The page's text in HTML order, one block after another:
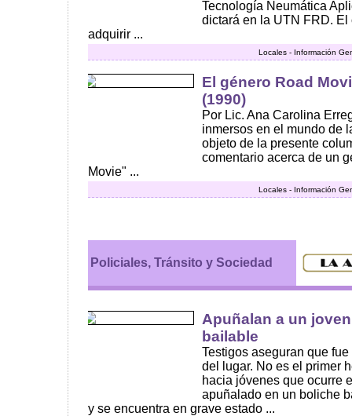
Tecnología Neumática
dictará en la UTN FRD.
adquirir ...
Locales - Información
El género Road
(1990)
Por Lic. Ana Carolina
inmersos en el mundo de
objeto de la presente
comentario acerca de un
Movie" ...
Locales - Información
Policiales, Tránsito y Sociedad
Apuñalan a un
bailable
Testigos aseguran que
del lugar. No es el primer
hacia jóvenes que ocurre
apuñalado en un boliche
y se encuentra en grave estado ...